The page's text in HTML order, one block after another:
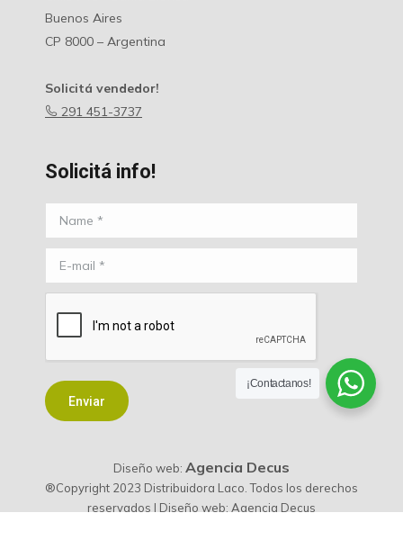
Buenos Aires
CP 8000 – Argentina
Solicitá vendedor!
291 451-3737
Solicitá info!
Name *
E-mail *
Enviar
Diseño web: Agencia Decus
®Copyright 2023 Distribuidora Laco. Todos los derechos
reservados | Diseño web: Agencia Decus
¡Contactanos!